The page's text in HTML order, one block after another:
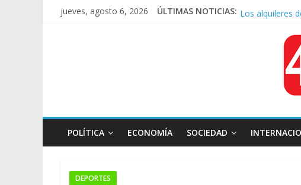
jueves, agosto 6, 2026 ÚLTIMAS NOTICIAS: Los alquileres
Rechazo a la
Ley de
Manuel
POLÍTICA ECONOMÍA SOCIEDAD
DEPORTES